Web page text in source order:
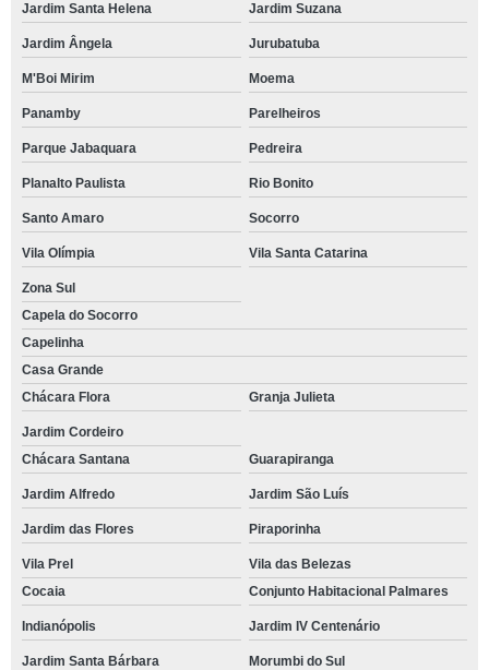
Jardim Santa Helena Jardim Suzana
Jardim Ângela Jurubatuba
M'Boi Mirim Moema
Panamby Parelheiros
Parque Jabaquara Pedreira
Planalto Paulista Rio Bonito
Santo Amaro Socorro
Vila Olímpia Vila Santa Catarina
Zona Sul
Capela do Socorro
Capelinha
Casa Grande
Chácara Flora
Granja Julieta
Jardim Cordeiro
Chácara Santana
Guarapiranga
Jardim Alfredo Jardim São Luís
Jardim das Flores Piraporinha
Vila Prel
Vila das Belezas
Cocaia
Conjunto Habitacional Palmares
Indianópolis Jardim IV Centenário
Jardim Santa Bárbara Morumbi do Sul